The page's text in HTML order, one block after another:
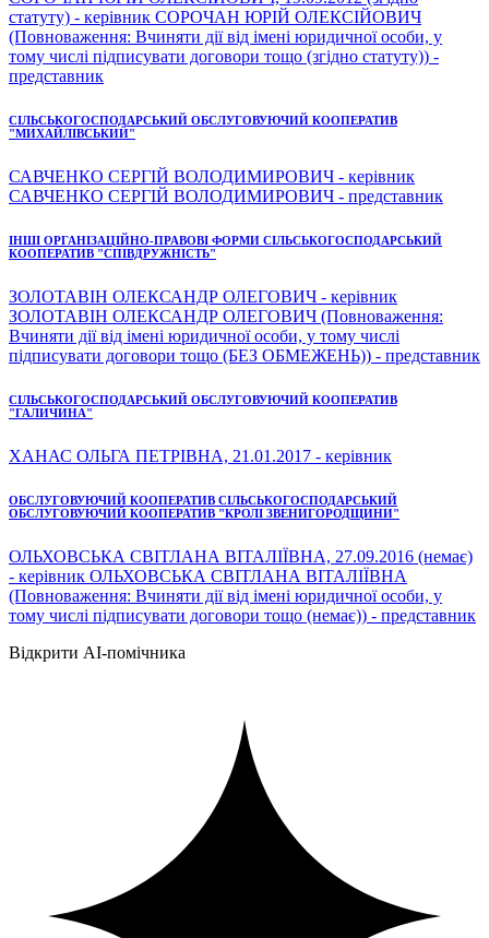
статуту) - керівник СОРОЧАН ЮРІЙ ОЛЕКСІЙОВИЧ
(Повноваження: Вчиняти дії від імені юридичної особи, у
тому числі підписувати договори тощо (згідно статуту)) -
представник
СІЛЬСЬКОГОСПОДАРСЬКИЙ ОБСЛУГОВУЮЧИЙ КООПЕРАТИВ
"МИХАЙЛІВСЬКИЙ"
САВЧЕНКО СЕРГІЙ ВОЛОДИМИРОВИЧ - керівник
САВЧЕНКО СЕРГІЙ ВОЛОДИМИРОВИЧ - представник
ІНШІ ОРГАНІЗАЦІЙНО-ПРАВОВІ ФОРМИ СІЛЬСЬКОГОСПОДАРСЬКИЙ
КООПЕРАТИВ "СПІВДРУЖНІСТЬ"
ЗОЛОТАВІН ОЛЕКСАНДР ОЛЕГОВИЧ - керівник
ЗОЛОТАВІН ОЛЕКСАНДР ОЛЕГОВИЧ (Повноваження:
Вчиняти дії від імені юридичної особи, у тому числі
підписувати договори тощо (БЕЗ ОБМЕЖЕНЬ)) - представник
СІЛЬСЬКОГОСПОДАРСЬКИЙ ОБСЛУГОВУЮЧИЙ КООПЕРАТИВ
"ГАЛИЧИНА"
ХАНАС ОЛЬГА ПЕТРІВНА, 21.01.2017 - керівник
ОБСЛУГОВУЮЧИЙ КООПЕРАТИВ СІЛЬСЬКОГОСПОДАРСЬКИЙ
ОБСЛУГОВУЮЧИЙ КООПЕРАТИВ "КРОЛІ ЗВЕНИГОРОДЩИНИ"
ОЛЬХОВСЬКА СВІТЛАНА ВІТАЛІЇВНА, 27.09.2016 (немає)
- керівник ОЛЬХОВСЬКА СВІТЛАНА ВІТАЛІЇВНА
(Повноваження: Вчиняти дії від імені юридичної особи, у
тому числі підписувати договори тощо (немає)) - представник
Відкрити AI-помічника